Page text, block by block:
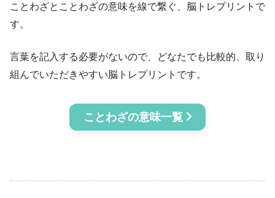
ことわざとことわざの意味を線で繋ぐ、脳トレプリントで
す。
言葉を記入する必要がないので、どなたでも比較的、取り
組んでいただきやすい脳トレプリントです。
ことわざの意味一覧